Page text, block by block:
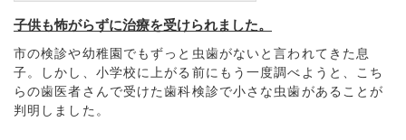
子供も怖がらずに治療を受けられました。
市の検診や幼稚園でもずっと虫歯がないと言われてきた息
子。しかし、小学校に上がる前にもう一度調べようと、こち
らの歯医者さんで受けた歯科検診で小さな虫歯があることが
判明しました。